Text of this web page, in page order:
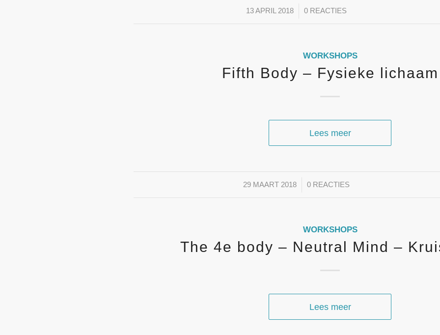
13 APRIL 2018
/ 0 REACTIES
WORKSHOPS
Fifth Body – Fysieke lichaam
Lees meer
29 MAART 2018
/ 0 REACTIES
WORKSHOPS
The 4e body – Neutral Mind –
Lees meer